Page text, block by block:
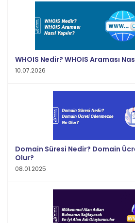
WHOIS Nedir? WHOIS Araması
10.07.2026
Domain Süresi Nedir? Domain
Olur?
08.01.2025